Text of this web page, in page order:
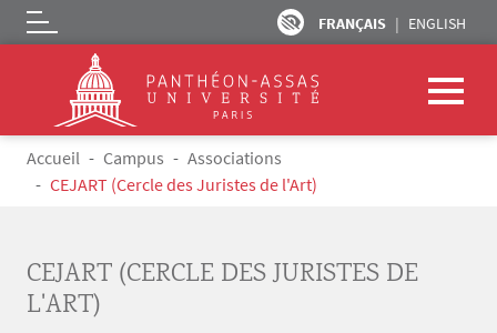
Aller au contenu principal
FRANÇAIS ENGLISH
Logo
Fil d'Ariane
Accueil Campus
Associations
CEJART (Cercle des Juristes de l'Art)
CEJART (CERCLE DES JURISTES DE
L'ART)